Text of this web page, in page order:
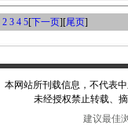
2 3 4 5[下一页][尾页]
本网站所刊载信息，不代表
未经授权禁止转载、
建议最佳